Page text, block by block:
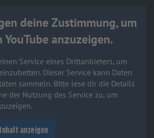
deine Zustimmung, um
anzuzeigen.
Service eines Drittanbieters, um
Dieser Service kann Daten
sammeln. Bitte lese dir die Details
der Nutzung des Service zu, um
anzeigen